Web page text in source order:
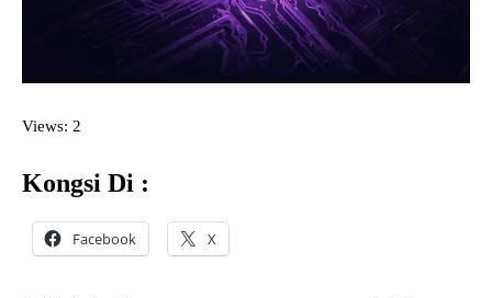
Views: 2
Kongsi Di :
Facebook X